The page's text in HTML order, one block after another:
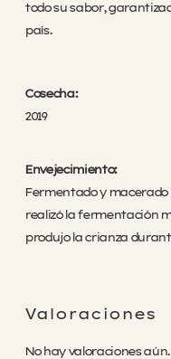
todo su sabor,
país.
Cosecha:
2019
Envejecimiento:
Fermentado y
realizó la fermentación
produjo la crianza
Valoraciones
No hay valoraciones aún.